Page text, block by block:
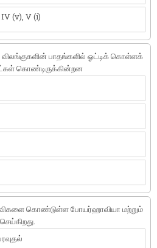
(v), V (i)
பாதங்களில் ஓட்டிக் கொள்ளக்
கொண்டிருக்கின்றன
கொண்டுள்ள போயர்ஹாவியா மற்றும்